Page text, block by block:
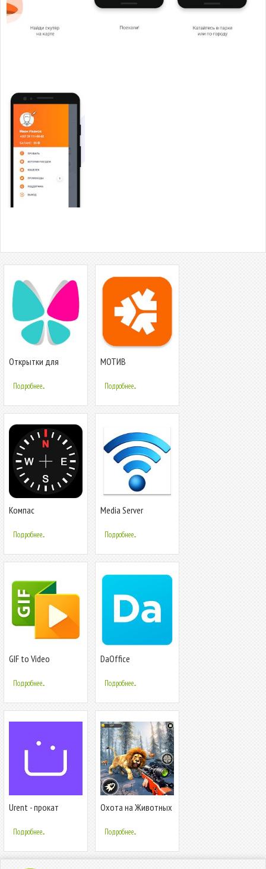
Открытки для
Подробнее...
МОТИВ
Подробнее...
Компас
Подробнее...
Media Server
Подробнее...
GIF to Video
Подробнее...
DaOffice
Подробнее...
Urent - прокат
велосипедов
Подробнее...
Охота на Животных
Подробнее...